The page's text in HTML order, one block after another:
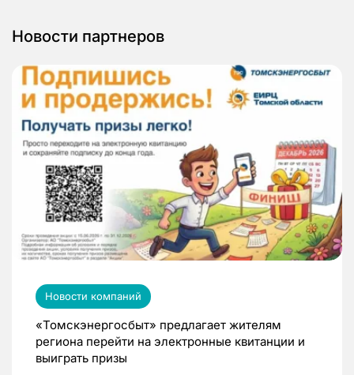
Новости партнеров
Новости компаний
«Томскэнергосбыт» предлагает жителям
региона перейти на электронные квитанции и
выиграть призы